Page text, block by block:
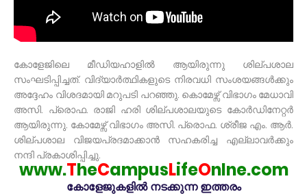
കോളേജിലെ മീഡിയഹാളിൽ ആയിരുന്നു ശില്പശാല
സംഘടിപ്പിച്ചത്. വിദ്യാർത്ഥികളുടെ നിരവധി സംശയങ്ങൾക്കും
അദ്ദേഹം വിശദമായി മറുപടി പറഞ്ഞു. കൊമേഴ്സ് വിഭാഗം മേധാവി
അസി. പ്രൊഫ. രാജി ഹരി ശില്പശാലയുടെ കോർഡിനേറ്റർ
ആയിരുന്നു. കോമേഴ്സ് വിഭാഗം അസി. പ്രൊഫ. ശ്രീജ എം. ആർ.
ശില്പശാല വിജയപ്രദമാക്കാൻ സഹകരിച്ച എല്ലാവർക്കും
നന്ദി പ്രകാശിപ്പിച്ചു.
www.TheCampusLifeOnlne.com
കോളേജുകളിൽ നടക്കുന്ന ഇത്തരം